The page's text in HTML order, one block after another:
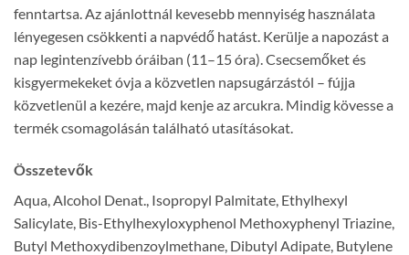
fenntartsa. Az ajánlottnál kevesebb mennyiség használata
lényegesen csökkenti a napvédő hatást. Kerülje a napozást a
nap legintenzívebb óráiban (11–15 óra). Csecsemőket és
kisgyermekeket óvja a közvetlen napsugárzástól – fújja
közvetlenül a kezére, majd kenje az arcukra. Mindig kövesse a
termék csomagolásán található utasításokat.
Összetevők
Aqua, Alcohol Denat., Isopropyl Palmitate, Ethylhexyl
Salicylate, Bis-Ethylhexyloxyphenol Methoxyphenyl Triazine,
Butyl Methoxydibenzoylmethane, Dibutyl Adipate, Butylene